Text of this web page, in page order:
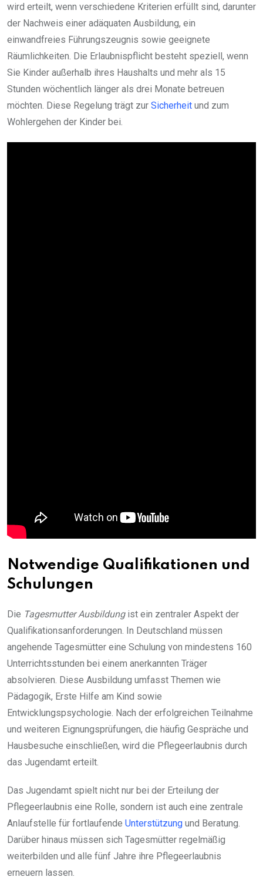
wird erteilt, wenn verschiedene Kriterien erfüllt sind, darunter
der Nachweis einer adäquaten Ausbildung, ein
einwandfreies Führungszeugnis sowie geeignete
Räumlichkeiten. Die Erlaubnispflicht besteht speziell, wenn
Sie Kinder außerhalb ihres Haushalts und mehr als 15
Stunden wöchentlich länger als drei Monate betreuen
möchten. Diese Regelung trägt zur Sicherheit und zum
Wohlergehen der Kinder bei.
Notwendige Qualifikationen und
Schulungen
Die Tagesmutter Ausbildungist ein zentraler Aspekt der
Qualifikationsanforderungen. In Deutschland müssen
angehende Tagesmütter eine Schulung von mindestens 160
Unterrichtsstunden bei einem anerkannten Träger
absolvieren. Diese Ausbildung umfasst Themen wie
Pädagogik, Erste Hilfe am Kind sowie
Entwicklungspsychologie. Nach der erfolgreichen Teilnahme
und weiteren Eignungsprüfungen, die häufig Gespräche und
Hausbesuche einschließen, wird die Pflegeerlaubnis durch
das Jugendamt erteilt.
Das Jugendamt spielt nicht nur bei der Erteilung der
Pflegeerlaubnis eine Rolle, sondern ist auch eine zentrale
Anlaufstelle für fortlaufende Unterstützung und Beratung.
Darüber hinaus müssen sich Tagesmütter regelmäßig
weiterbilden und alle fünf Jahre ihre Pflegeerlaubnis
erneuern lassen.